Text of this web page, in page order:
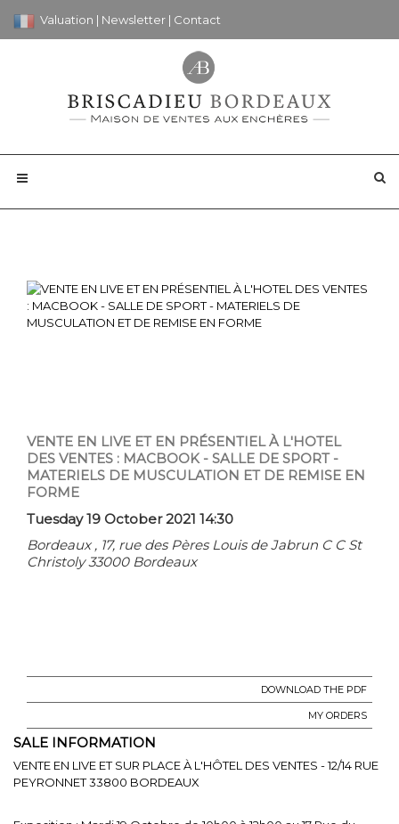
Valuation | Newsletter | Contact
VENTE EN LIVE ET EN PRÉSENTIEL À L'HOTEL
DES VENTES : MACBOOK - SALLE DE SPORT -
MATERIELS DE MUSCULATION ET DE REMISE EN
FORME
Tuesday 19 October 2021 14:30
Bordeaux , 17, rue des Pères Louis de Jabrun C C St
Christoly 33000 Bordeaux
DOWNLOAD THE PDF
MY ORDERS
SALE INFORMATION
VENTE EN LIVE ET SUR PLACE À L'HÔTEL DES VENTES - 12/14 RUE
PEYRONNET 33800 BORDEAUX